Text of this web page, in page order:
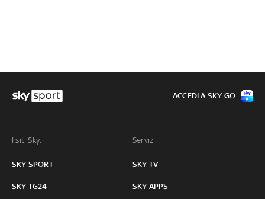
I siti Sky:
SKY SPORT
SKY TG24
Servizi:
SKY TV
SKY APPS
ACCEDI A SKY GO